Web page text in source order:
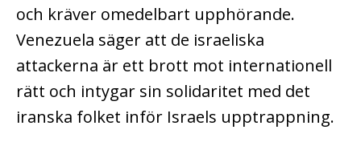
och kräver omedelbart upphörande.
Venezuela säger att de israeliska
attackerna är ett brott mot internationell
rätt och intygar sin solidaritet med det
iranska folket inför Israels upptrappning.